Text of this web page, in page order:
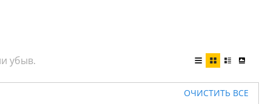
ОЧИСТИТЬ ВСЕ